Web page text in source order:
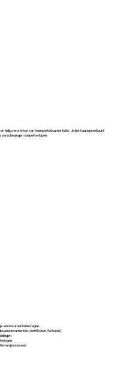
tijdig verwerken van transportdocumentatie. Je bent aanspreekpunt
verschepingen soepel verlopen.
en documentatievragen.
certificaten, facturen).
van processen.